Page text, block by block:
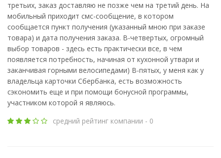
третьих, заказ доставляю не позже чем на третий день. На
мобильный приходит смс-сообщение, в котором
сообщается пункт получения (указанный мною при заказе
товара) и дата получения заказа. В-четвертых, огромный
выбор товаров - здесь есть практически все, в чем
появляется потребность, начиная от кухонной утвари и
заканчивая горными велосипедами) В-пятых, у меня как у
владельца карточки Сбербанка, есть возможность
сэкономить еще и при помощи бонусной программы,
участником которой я являюсь.
средний рейтинг компании - 0